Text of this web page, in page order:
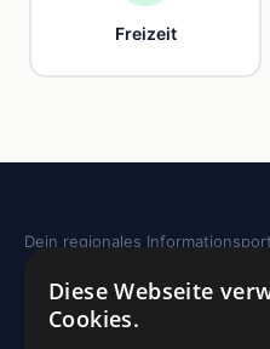
Freizeit
Dein regionales
Sehenswürdigkeiten,
deiner Region.
Diese Webseite
Cookies.